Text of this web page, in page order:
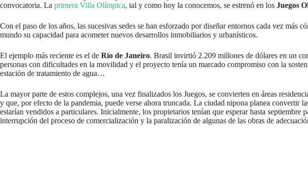
convocatoria. La primera Villa Olímpica, tal y como hoy la conocemos, se estrenó en los Juegos
Con el paso de los años, las sucesivas sedes se han esforzado por diseñar entornos cada vez
mundo su capacidad para acometer nuevos desarrollos inmobiliarios y urbanísticos.
El ejemplo más reciente es el de Río de Janeiro. Brasil invirtió 2.209 millones de dólares en un
personas con dificultades en la movilidad y el proyecto tenía un marcado compromiso con la
estación de tratamiento de agua…
La mayor parte de estos complejos, una vez finalizados los Juegos, se convierten en áreas
y que, por efecto de la pandemia, puede verse ahora truncada. La ciudad nipona planea convertir
estarían vendidos a particulares. Inicialmente, los propietarios tenían que esperar hasta
interrupción del proceso de comercialización y la paralización de algunas de las obras de